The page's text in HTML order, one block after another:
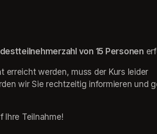
von 15 Personen
erreicht werden, muss der Kurs leider
wir Sie rechtzeitig informieren und
Ihre Teilnahme!